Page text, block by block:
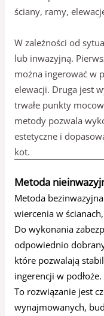
ściany, ramy,
W zależności od
lub inwazyjną.
można ingerować w
elewacji. Druga jest
trwałe punkty
metody pozwala
estetyczne i
kot.
Metoda
Metoda
wiercenia w
Do wykonania
odpowiednio
które pozwalają
ingerencji w podłoże.
To rozwiązanie jest
wynajmowanych,